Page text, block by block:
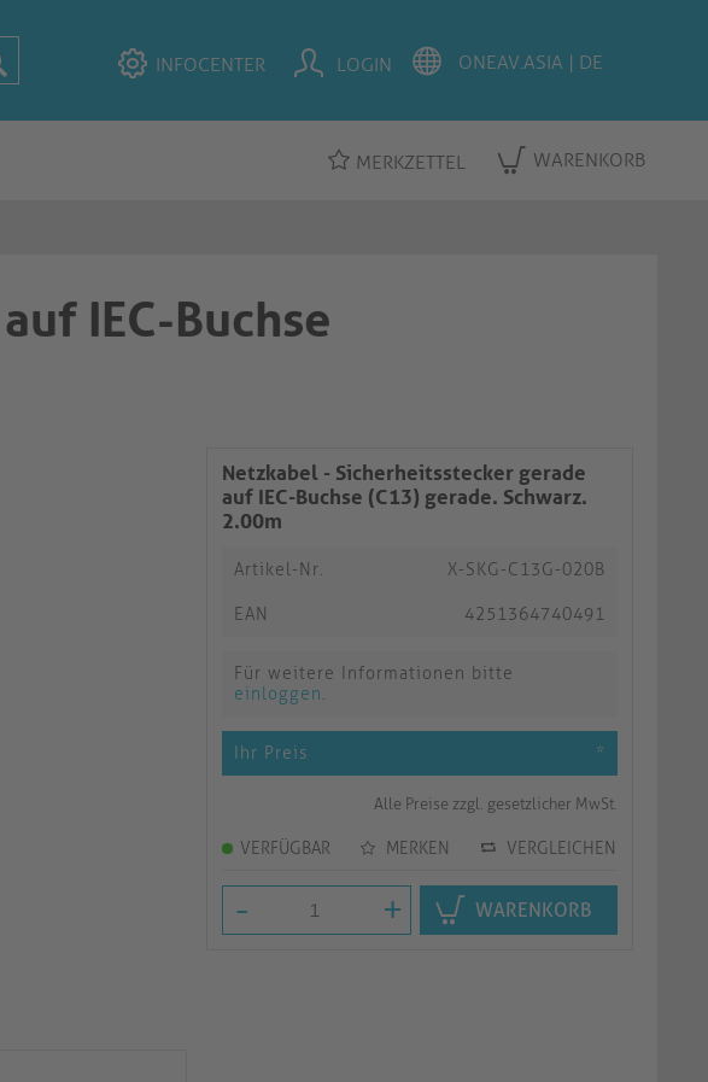
INFOCENTER LOGIN
MERKZETTEL WARENKORB
IEC-Buchse
Netzkabel - Sicherheitsstecker gerade
auf IEC-Buchse (C13) gerade. Schwarz.
2.00m
Artikel-Nr. X-SKG-C13G-020B
EAN 4251364740491
Für weitere Informationen bitte
einloggen.
Ihr Preis *
Alle Preise zzgl. gesetzlicher MwSt.
VERFÜGBAR MERKEN VERGLEICHEN
- + WARENKORB